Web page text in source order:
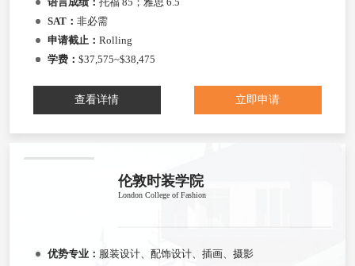
SAT： 非必需
申请截止： Rolling
学费： $37,575~$38,475
查看详情 立即申请
伦敦时装学院
London College of Fashion
优势专业： 服装设计、配饰设计、插画、摄影